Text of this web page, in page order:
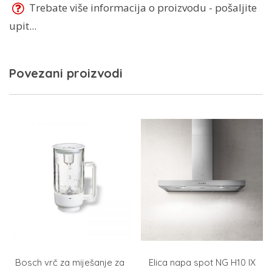
Trebate više informacija o proizvodu - pošaljite
upit...
Povezani proizvodi
Bosch vrč za miješanje za
Elica napa spot NG H10 IX